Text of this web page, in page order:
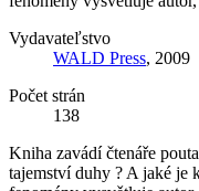
Vydavateľstvo
WALD Press, 2009
Počet strán
138
Kniha zavádí čtenáře
tajemství duhy ? A jaké je